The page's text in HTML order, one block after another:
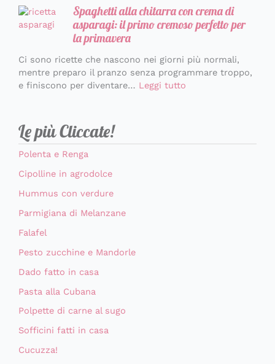
Spaghetti alla chitarra con crema di
asparagi: il primo cremoso perfetto per
la primavera
Ci sono ricette che nascono nei giorni più normali,
mentre preparo il pranzo senza programmare troppo,
e finiscono per diventare… Leggi tutto
Le più Cliccate!
Polenta e Renga
Cipolline in agrodolce
Hummus con verdure
Parmigiana di Melanzane
Falafel
Pesto zucchine e Mandorle
Dado fatto in casa
Pasta alla Cubana
Polpette di carne al sugo
Sofficini fatti in casa
Cucuzza!